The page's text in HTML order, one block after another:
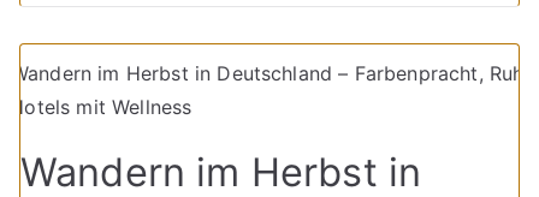
Wandern im Herbst in